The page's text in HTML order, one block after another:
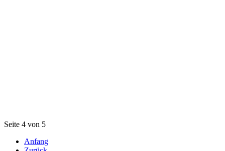
Seite 4 von 5
Anfang